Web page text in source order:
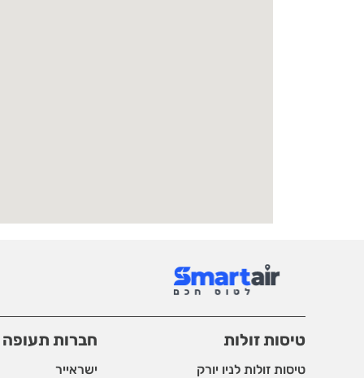
טיסות זולות
טיסות זולות לניו יורק
חברות תעופה
ישראייר